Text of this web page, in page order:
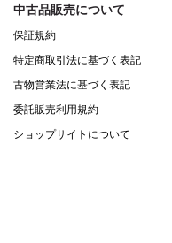
中古品販売について
保証規約
特定商取引法に基づく表記
古物営業法に基づく表記
委託販売利用規約
ショップサイトについて